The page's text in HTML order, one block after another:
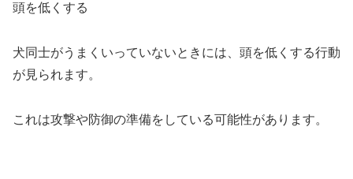
頭を低くする
犬同士がうまくいっていないときには、頭を低くする行動
が見られます。
これは攻撃や防御の準備をしている可能性があります。